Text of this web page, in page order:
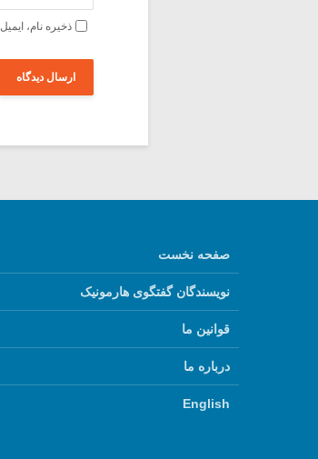
ذخیره نام،
صفحه نخست
نویسندگان گفتگوی هارمونیک
قوانین ما
درباره ما
English